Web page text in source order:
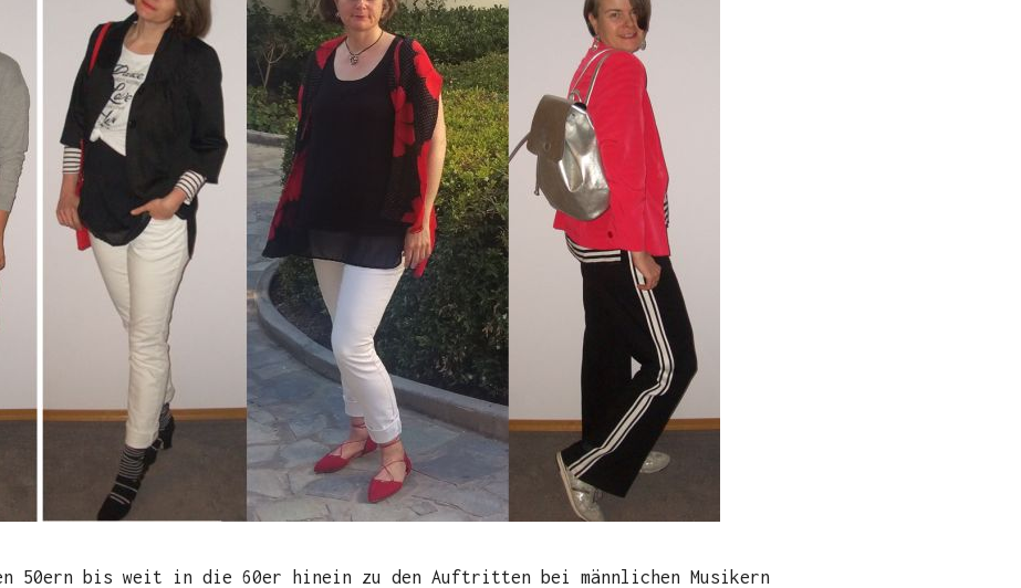
50ern bis weit in die 60er hinein zu den Auftritten bei männlichen Musikern